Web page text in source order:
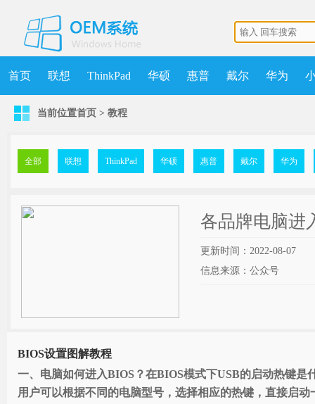
首页 联想 ThinkPad 华硕 惠普 戴尔 华为
机械师 MSDN 清华同方
当前位置首页 > 教程
全部 联想 ThinkPad 华硕 惠普 戴尔 华为
各品牌电脑进
更新时间：2022-08-07
信息来源：公众号
BIOS设置图解教程
一、电脑如何进入BIOS？在BIOS模式下USB的启动热键是
用户可以根据不同的电脑型号，选择相应的热键，直接启